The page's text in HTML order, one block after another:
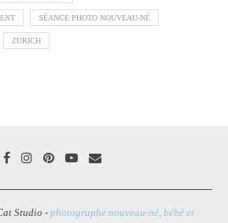
SÉANCE PHOTO NOUVEAU-NÉ
ZURICH
Studio - photographe nouveau-né, bébé et